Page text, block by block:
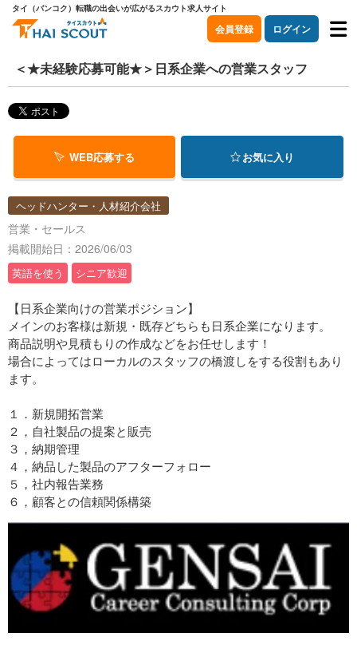
タイ（バンコク）転職の出会いが広がるスカウト求人サイト
会員登録 ログイン
＜★未経験応募可能★＞日系企業への営業スタッフ
WEB応募する お気に入り
ヘッドハンター・人材紹介会社
営業・セールス
掲載開始日：2026/06/03
英語を使う シニア歓迎
【日系企業向けの営業ポジション】
メインのお客様は新規・既存どちらも日系企業になります。
商品説明や見積もりの作成などをお任せします！
場合によってはローカルのスタッフの橋渡しをする役割もあり
ます。
１．新規開拓営業
２，自社製品の提案と販売
３，納期管理
４，納品した製品のアフターフォロー
５，社内報告業務
６，顧客との信頼関係構築